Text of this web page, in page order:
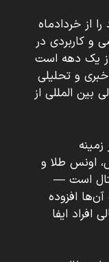
از خردادماه
و کاربردی در
از یک دهه است
و تحلیلی
بین المللی از
زمینه
اونس طلا و
است —
افزوده
ایفا